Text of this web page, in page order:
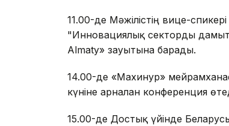
11.00-де Мәжілістің вице-
"Инновациялық секторды
Almaty» зауытына барады.
14.00-де «Махинур»
күніне арналған конференция
15.00-де Достық үйінде